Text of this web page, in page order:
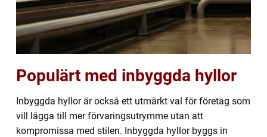
Populärt med inbyggda hyllor
Inbyggda hyllor är också ett utmärkt val för företag som
vill lägga till mer förvaringsutrymme utan att
kompromissa med stilen. Inbyggda hyllor byggs in